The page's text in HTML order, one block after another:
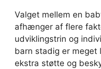
Valget mellem en
afhænger af flere
udviklingstrin og
barn stadig er meget
ekstra støtte og